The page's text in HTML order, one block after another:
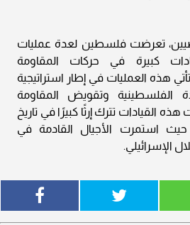
تعرضت فلسطين لعدة عمليات
كبيرة في حركات المقاومة
هذه العمليات في إطار استراتيجية
الفلسطينية وتقويض المقاومة
القيادات تترك إرثًا كبيرًا في تاريخ
حيث استمرت الأجيال القادمة في
الإسرائيلي.